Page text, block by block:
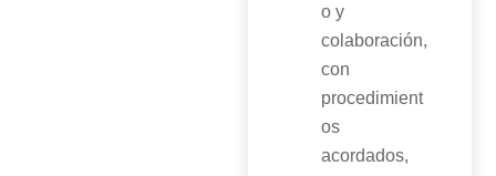
o y
colaboración,
con
procedimient
os
acordados,